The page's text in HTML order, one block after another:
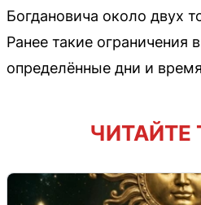
Богдановича около двух
Ранее такие ограничения
определённые дни и
ЧИТАЙТЕ